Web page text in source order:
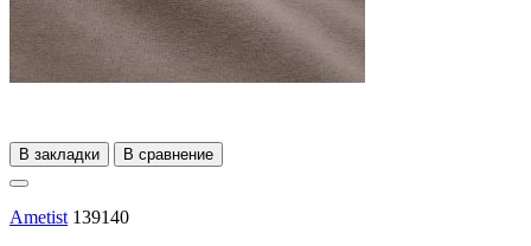
В закладки В сравнение
Ametist 139140